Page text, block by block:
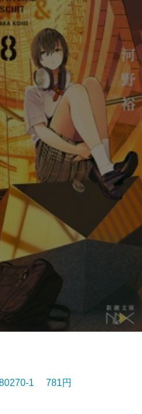
1 781円